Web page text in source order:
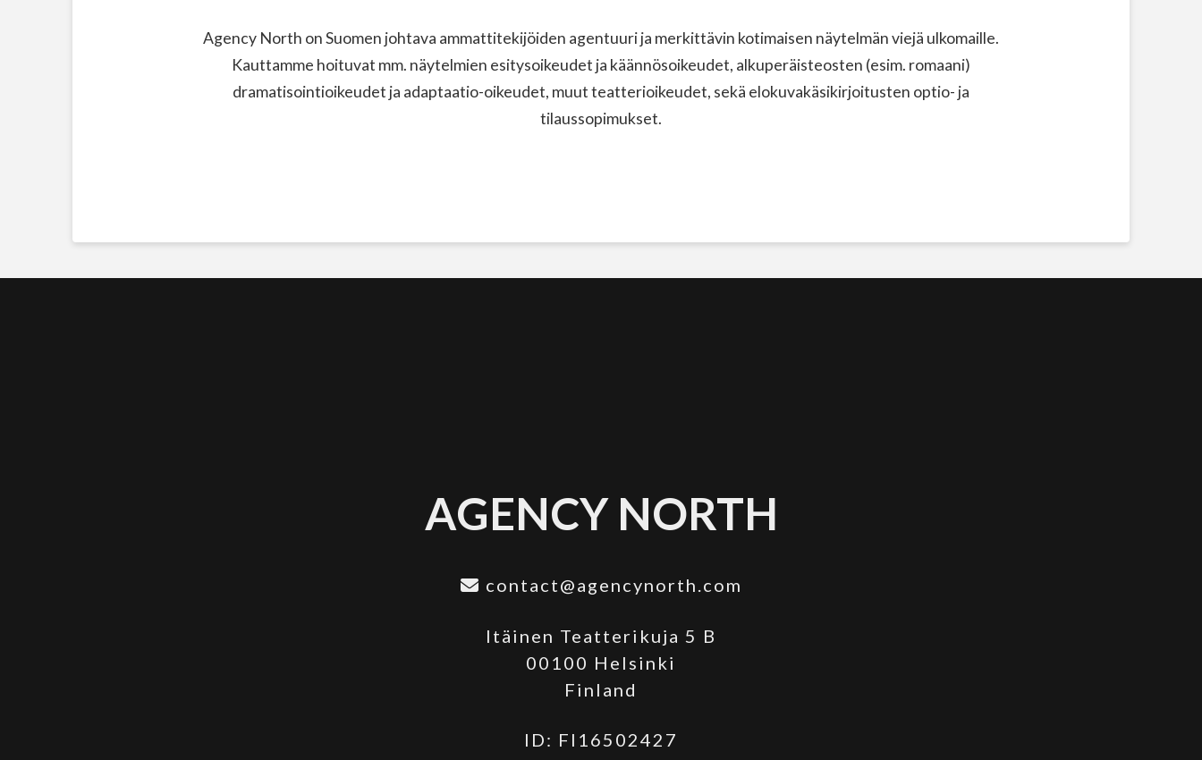
Agency North on Suomen johtava ammattitekijöiden agentuuri ja merkittävin kotimaisen näytelmän viejä ulkomaille.
Kauttamme hoituvat mm. näytelmien esitysoikeudet ja käännösoikeudet, alkuperäisteosten (esim. romaani)
dramatisointioikeudet ja adaptaatio-oikeudet, muut teatterioikeudet, sekä elokuvakäsikirjoitusten optio- ja
tilaussopimukset.
AGENCY NORTH
contact@agencynorth.com
Itäinen Teatterikuja 5 B
00100 Helsinki
Finland
ID: FI16502427